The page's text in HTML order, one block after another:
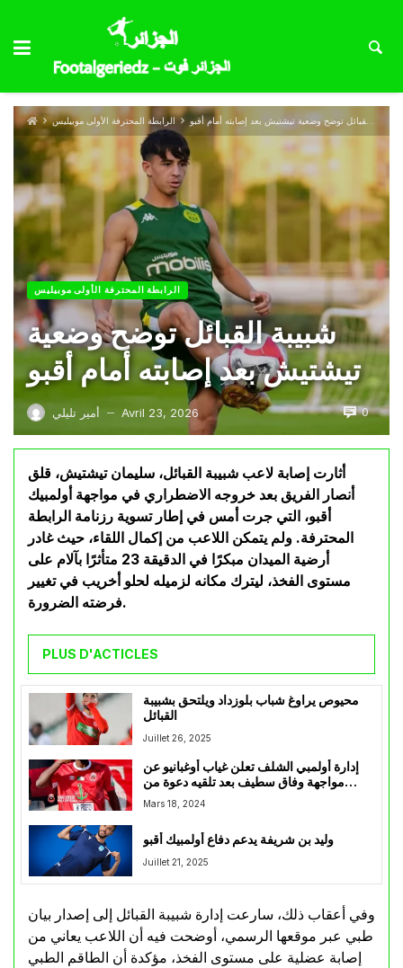
الرابطة المحترفة الأولى موبيليس شبيبة القبائل توضح وضعية تيشتيش بعد إصابته أمام أقبو
الرابطة المحترفة الأولى موبيليس
شبيبة القبائل توضح وضعية
تيشتيش بعد إصابته أمام أقبو
أمير تليلي — Avril 23, 2026 0
أثارت إصابة لاعب شبيبة القبائل، سليمان تيشتيش، قلق
أنصار الفريق بعد خروجه الاضطراري في مواجهة أولمبيك
أقبو، التي جرت أمس في إطار تسوية رزنامة الرابطة
المحترفة. ولم يتمكن اللاعب من إكمال اللقاء، حيث غادر
أرضية الميدان مبكرًا في الدقيقة 23 متأثرًا بآلام على
مستوى الفخذ، ليترك مكانه لزميله لحلو أخريب في تغيير
فرضته الضرورة.
PLUS D'ACTICLES
محيوص يراوغ شباب بلوزداد ويلتحق بشبيبة
القبائل
Juillet 26, 2025
إدارة أولمبي الشلف تعلن غياب أوغبانيو عن
مواجهة وفاق سطيف بعد تلقيه دعوة من
منتخب الطوغو
Mars 18, 2024
وليد بن شريفة يدعم دفاع أولمبيك أقبو
Juillet 21, 2025
وفي أعقاب ذلك، سارعت إدارة شبيبة القبائل إلى إصدار بيان
طبي عبر موقعها الرسمي، أوضحت فيه أن اللاعب يعاني من
إصابة عضلية على مستوى الفخذ، مؤكدة أن الطاقم الطبي